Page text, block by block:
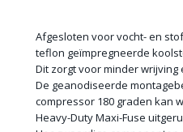
Afgesloten voor vocht- en
teflon geïmpregneerde
Dit zorgt voor minder
De geanodiseerde
compressor 180 graden kan
Heavy-Duty Maxi-Fuse